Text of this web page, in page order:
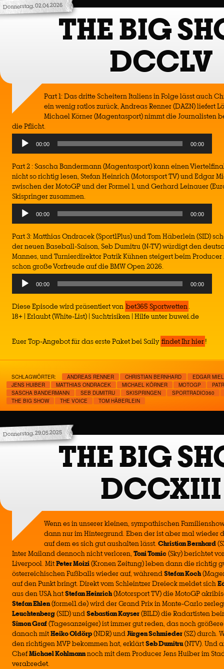
Donnerstag, 02.04.2026
THE BIG
DCCLV
Part 1: Das dritte Scheitern Italiens in Folge lässt auch
ein wenig ratlos zurück, Andreas Renner (DAZN) liefert
Michael Körner (Magentasport) nimmt die Journalisten
die Pflicht.
Audio
Player
00:00 00:00
Part 2 : Sascha Bandermann (Magentasport) kann einen
nicht so richtig lesen, Stefan Heinrich (Motorsport TV) und Edgar
zwischen der MotoGP und der Formel 1, und Gerhard Leinauer
Skispringer zusammen.
Audio
Player
00:00 00:00
Part 3: Matthias Ondracek (Sport1Plus) und Tom Häberlein (SID)
der neuen Baseball-Saison, Seb Dumitru (N-TV) würdigt den
Mannes, und Turnierdirektor Patrik Kühnen steigert beim
schon große Vorfreude auf die BMW Open 2026.
Audio
Player
00:00 00:00
Diese Episode wird präsentiert von bet365 Sportwetten.
18+ | Erlaubt (White-List) | Suchtrisiken | Hilfe unter buwei.de
Euer Top-Angebot für das erste Paket bei Saily findet Ihr hier!
SCHLAGWÖRTER: ANDREAS RENNER CHRISTIAN BERNHARD
EDGAR
JENS HUIBER
MATTHIAS ONDRACEK MICHAEL KÖRNER MOTOGP
SASCHA BANDERMANN
SEB DUMITRU SKISPRINGEN
SPORTRADIO360
THE BIG SHOW
THE VOICE TOM HÄBERLEIN
Donnerstag, 29.05.2025
THE BIG
DCCXIII
Wenn es in unserer kleinen, sympathischen
dann nur im Hintergrund. Eben der ist aber mal wieder
auf dem es sich gut aushalten lässt.Christian Bernhard
Inter Mailand dennoch nicht verloren, Toni Tomic(Sky) berichtet
Liverpool. MitPeter Moizi(Kronen Zeitung) leben dann die richtig
österreichischen Fußballs wieder auf, währendStefan Koch
auf den Punkt bringt. Direkt vom Schleintzer Dreieck meldet sich
aus den USA hatStefan Heinrich(Motorsport TV) die MotoGP
Stefan Ehlen(formel1.de) wird der Grand Prix in Monte-Carlo
Leuchtenberg(SID) undSebastian Kayser(BILD) die Radartisten
Simon Graf(Tagesanzeiger) ist immer gut reden, das noch
danach mitHeiko Oldörp(NDR) undJürgen Schmieder(SZ) durch.
den richtigen MVP bekommen hat, erklärtSeb Dumitru(NTV). Und
ChefMichael Kohlmannnoch mit dem Producer Jens Huiber im
verabredet.